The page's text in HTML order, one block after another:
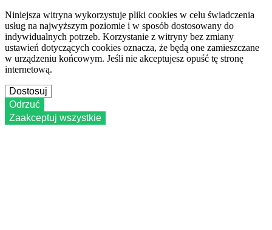
Niniejsza witryna wykorzystuje pliki cookies w celu świadczenia
usług na najwyższym poziomie i w sposób dostosowany do
indywidualnych potrzeb. Korzystanie z witryny bez zmiany
ustawień dotyczących cookies oznacza, że będą one zamieszczane
w urządzeniu końcowym. Jeśli nie akceptujesz opuść tę stronę
internetową.
Dostosuj
Odrzuć
Zaakceptuj wszystkie